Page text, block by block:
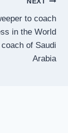
to coach
in the World
of Saudi
Arabia